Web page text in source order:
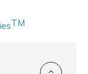
TM